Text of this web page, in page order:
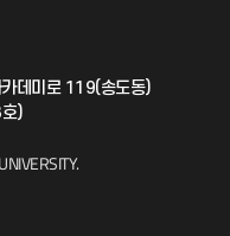
데미로 119(송도동)
)